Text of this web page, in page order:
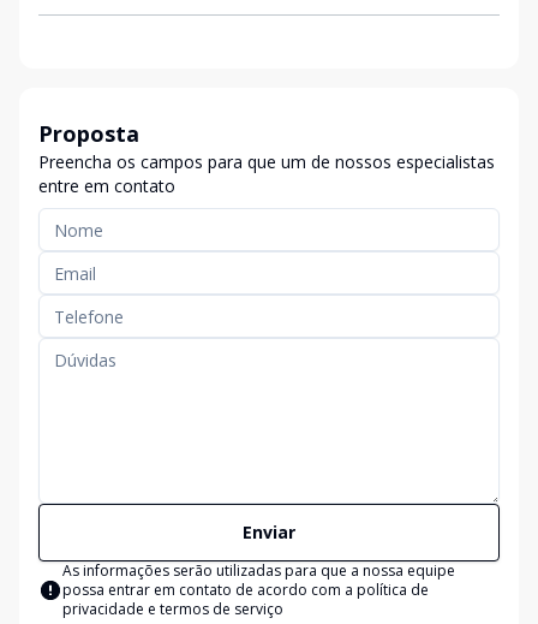
Proposta
Preencha os campos para que um de nossos especialistas
entre em contato
Enviar
As informações serão utilizadas para que a nossa equipe
possa entrar em contato de acordo com a política de
privacidade e termos de serviço